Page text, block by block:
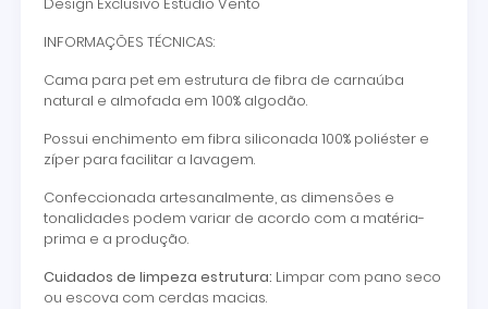
INFORMAÇÕES TÉCNICAS:
Cama para pet em estrutura de fibra de carnaúba
natural e almofada em 100% algodão.
Possui enchimento em fibra siliconada 100% poliéster e
zíper para facilitar a lavagem.
Confeccionada artesanalmente, as dimensões e
tonalidades podem variar de acordo com a matéria-
prima e a produção.
Cuidados de limpeza estrutura: Limpar com pano seco
ou escova com cerdas macias.